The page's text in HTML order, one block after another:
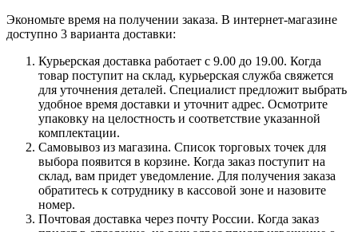
Экономьте время на получении заказа. В интернет-магазине
доступно 3 варианта доставки:
Курьерская доставка работает с 9.00 до 19.00. Когда
товар поступит на склад, курьерская служба свяжется
для уточнения деталей. Специалист предложит выбрать
удобное время доставки и уточнит адрес. Осмотрите
упаковку на целостность и соответствие указанной
комплектации.
Самовывоз из магазина. Список торговых точек для
выбора появится в корзине. Когда заказ поступит на
склад, вам придет уведомление. Для получения заказа
обратитесь к сотруднику в кассовой зоне и назовите
номер.
Почтовая доставка через почту России. Когда заказ